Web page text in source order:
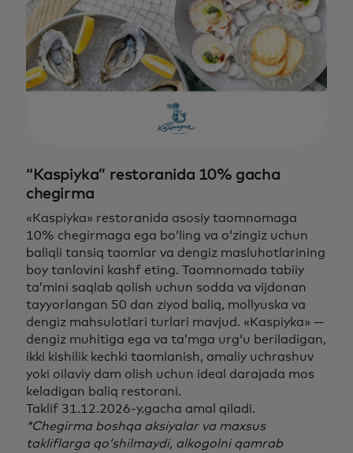
“Kaspiyka” restoranida 10% gacha
chegirma
«Kaspiyka» restoranida asosiy taomnomaga
10% chegirmaga ega bo‘ling va o‘zingiz uchun
baliqli tansiq taomlar va dengiz masluhotlarining
boy tanlovini kashf eting. Taomnomada tabiiy
ta’mini saqlab qolish uchun sodda va vijdonan
tayyorlangan 50 dan ziyod baliq, mollyuska va
dengiz mahsulotlari turlari mavjud. «Kaspiyka» —
dengiz muhitiga ega va ta’mga urg‘u beriladigan,
ikki kishilik kechki taomlanish, amaliy uchrashuv
yoki oilaviy dam olish uchun ideal darajada mos
keladigan baliq restorani.
Taklif 31.12.2026-y.gacha amal qiladi.
*Chegirma boshqa aksiyalar va maxsus
takliflarga qo‘shilmaydi, alkogolni qamrab